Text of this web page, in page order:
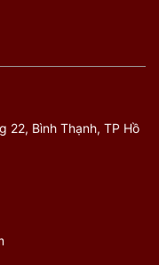
22, Bình Thạnh, TP Hồ